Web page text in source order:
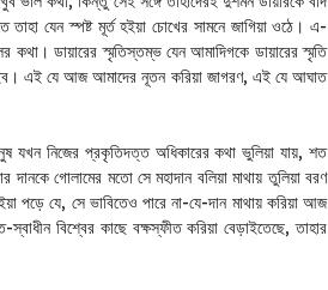
যেন স্পষ্ট মূর্ত হইয়া চোখের সামনে জাগিয়া ওঠে। এ-
ডায়ারের স্মৃতিস্তম্ভ যেন আমাদিগকে ডায়ারের স্মৃতি
হইব। এই যে আজ আমাদের নূতন করিয়া জাগরণ, এই যে আঘাত
যখন নিজের প্রকৃতিদত্ত অধিকারের কথা ভুলিয়া যায়, শত
গোলামের মতো সে মহাদান বলিয়া মাথায় তুলিয়া বরণ
পড়ে যে, সে ভাবিতেও পারে না-যে-দান মাথায় করিয়া আজ
বিশ্বের কাছে বক্ষস্ফীত করিয়া বেড়াইতেছে, তাহার